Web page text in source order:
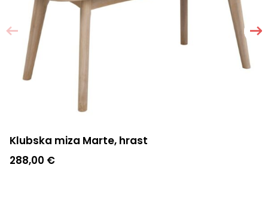
Klubska miza Marte, hrast
288,00 €